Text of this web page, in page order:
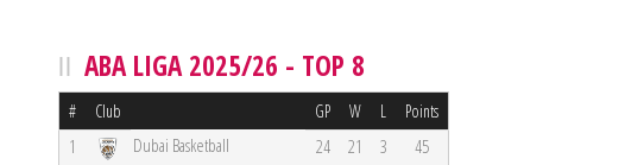
ABA LIGA 2025/26 - TOP 8
# Club GP W L Points
1 Dubai Basketball 24 21 3
45